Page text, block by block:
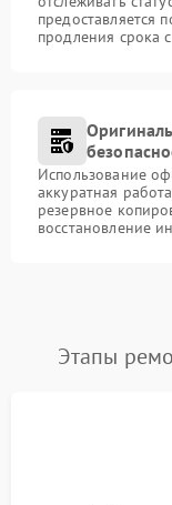
предоставляется
продления срока
Использование
аккуратная
резервное
восстановление
Этапы